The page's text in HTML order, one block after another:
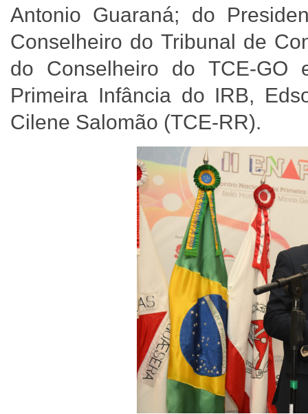
Antonio Guaraná; do
Conselheiro do Tribunal de
do Conselheiro do TCE-GO
Primeira Infância do IRB,
Cilene Salomão (TCE-RR).